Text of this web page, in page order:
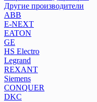
Другие производители
ABB
E-NEXT
EATON
GE
HS Electro
Legrand
REXANT
Siemens
Другие производители
ABB
E-NEXT
EATON
GE
HS Electro
Legrand
REXANT
Siemens
CONQUER
DKC